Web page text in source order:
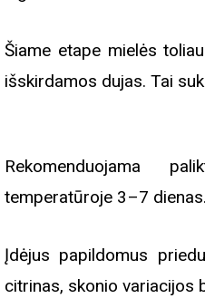
Šiame etape mielės
išskirdamos dujas. Tai
Rekomenduojama
temperatūroje 3–7
Įdėjus papildomus
citrinas, skonio variacijos